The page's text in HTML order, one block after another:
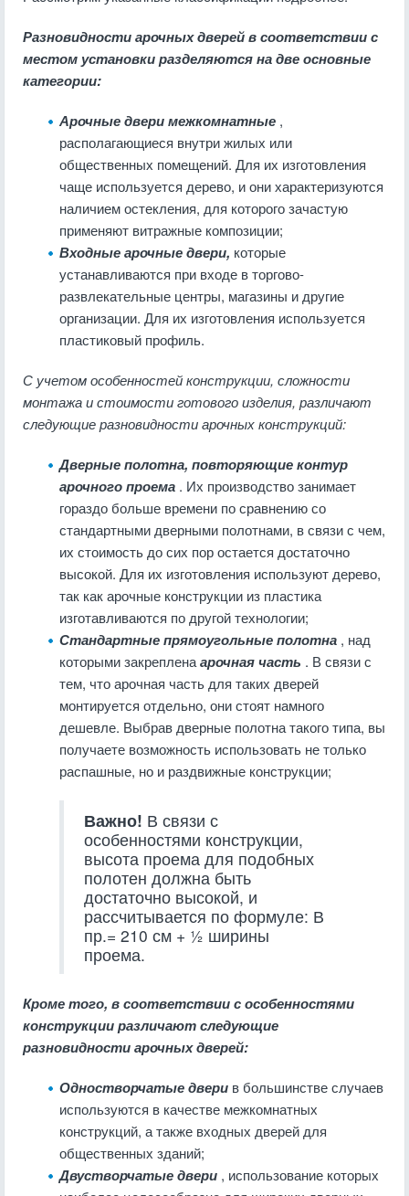
Разновидности арочных дверей в соответствии с
местом установки разделяются на две основные
категории:
Арочные двери межкомнатные ,
располагающиеся внутри жилых или
общественных помещений. Для их изготовления
чаще используется дерево, и они характеризуются
наличием остекления, для которого зачастую
применяют витражные композиции;
Входные арочные двери, которые
устанавливаются при входе в торгово-
развлекательные центры, магазины и другие
организации. Для их изготовления используется
пластиковый профиль.
С учетом особенностей конструкции, сложности
монтажа и стоимости готового изделия, различают
следующие разновидности арочных конструкций:
Дверные полотна, повторяющие контур
арочного проема . Их производство занимает
гораздо больше времени по сравнению со
стандартными дверными полотнами, в связи с чем,
их стоимость до сих пор остается достаточно
высокой. Для их изготовления используют дерево,
так как арочные конструкции из пластика
изготавливаются по другой технологии;
Стандартные прямоугольные полотна , над
которыми закрепленаарочная часть . В связи с
тем, что арочная часть для таких дверей
монтируется отдельно, они стоят намного
дешевле. Выбрав дверные полотна такого типа, вы
получаете возможность использовать не только
распашные, но и раздвижные конструкции;
Важно! В связи с
особенностями конструкции,
высота проема для подобных
полотен должна быть
достаточно высокой, и
рассчитывается по формуле: В
пр.= 210 см + ½ ширины
проема.
Кроме того, в соответствии с особенностями
конструкции различают следующие
разновидности арочных дверей:
Одностворчатые двери в большинстве случаев
используются в качестве межкомнатных
конструкций, а также входных дверей для
общественных зданий;
Двустворчатые двери , использование которых